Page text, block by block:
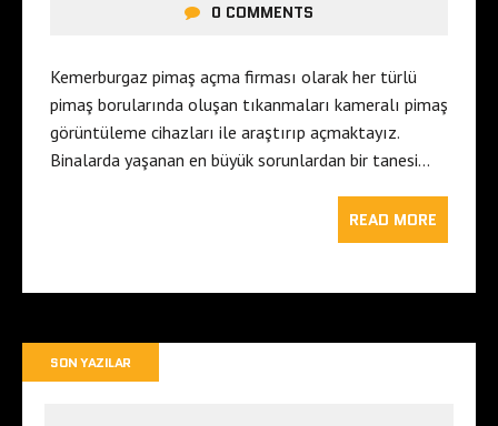
0 COMMENTS
Kemerburgaz pimaş açma firması olarak her türlü
pimaş borularında oluşan tıkanmaları kameralı pimaş
görüntüleme cihazları ile araştırıp açmaktayız.
Binalarda yaşanan en büyük sorunlardan bir tanesi…
READ MORE
SON YAZILAR